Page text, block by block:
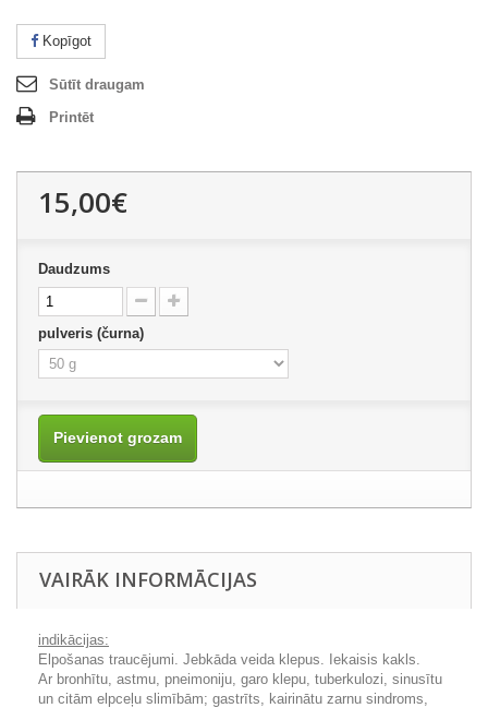
Kopīgot
Sūtīt draugam
Printēt
15,00€
Daudzums
pulveris (čurna)
Pievienot grozam
VAIRĀK INFORMĀCIJAS
indikācijas:
Elpošanas traucējumi. Jebkāda veida klepus. Iekaisis kakls.
Ar bronhītu, astmu, pneimoniju, garo klepu, tuberkulozi, sinusītu
un citām elpceļu slimībām; gastrīts, kairinātu zarnu sindroms,